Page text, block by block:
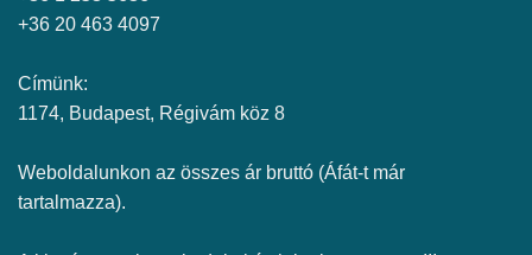
+36 20 463 4097
Címünk:
1174, Budapest, Régivám köz 8
Weboldalunkon az összes ár bruttó (Áfát-t már
tartalmazza).